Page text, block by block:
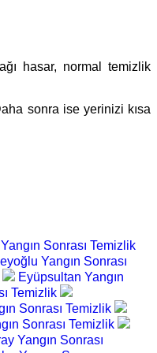
hasar, normal temizlik
sonra ise yerinizi kısa
Sonrası Temizlik
Yangın Sonrası
Eyüpsultan Yangın
Temizlik
Sonrası Temizlik
Sonrası Temizlik
Yangın Sonrası